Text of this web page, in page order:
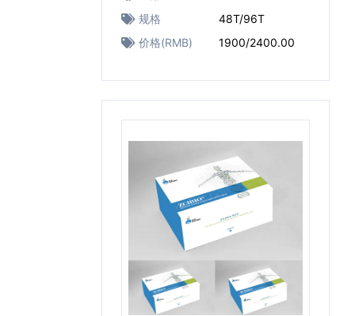
规格
48T/96T
价格(RMB)
1900/2400.00